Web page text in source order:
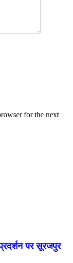
for the next
पर सूरजपुर